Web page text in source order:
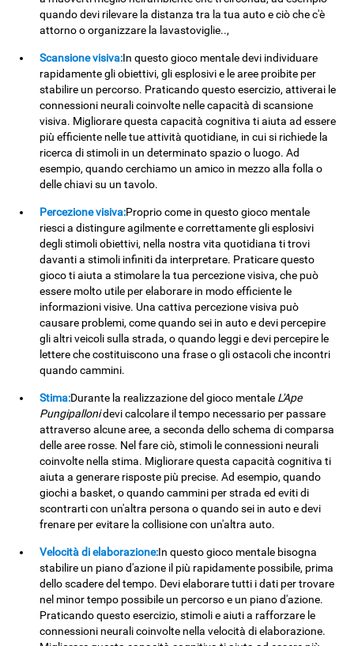
quando devi rilevare la distanza tra la tua auto e ciò che c'è
attorno o organizzare la lavastoviglie..,
Scansione visiva:In questo gioco mentale devi individuare
rapidamente gli obiettivi, gli esplosivi e le aree proibite per
stabilire un percorso. Praticando questo esercizio, attiverai le
connessioni neurali coinvolte nelle capacità di scansione
visiva. Migliorare questa capacità cognitiva ti aiuta ad essere
più efficiente nelle tue attività quotidiane, in cui si richiede la
ricerca di stimoli in un determinato spazio o luogo. Ad
esempio, quando cerchiamo un amico in mezzo alla folla o
delle chiavi su un tavolo.
Percezione visiva:Proprio come in questo gioco mentale
riesci a distingure agilmente e correttamente gli esplosivi
degli stimoli obiettivi, nella nostra vita quotidiana ti trovi
davanti a stimoli infiniti da interpretare. Praticare questo
gioco ti aiuta a stimolare la tua percezione visiva, che può
essere molto utile per elaborare in modo efficiente le
informazioni visive. Una cattiva percezione visiva può
causare problemi, come quando sei in auto e devi percepire
gli altri veicoli sulla strada, o quando leggi e devi percepire le
lettere che costituiscono una frase o gli ostacoli che incontri
quando cammini.
Stima:Durante la realizzazione del gioco mentale L'Ape
Pungipallonidevi calcolare il tempo necessario per passare
attraverso alcune aree, a seconda dello schema di comparsa
delle aree rosse. Nel fare ciò, stimoli le connessioni neurali
coinvolte nella stima. Migliorare questa capacità cognitiva ti
aiuta a generare risposte più precise. Ad esempio, quando
giochi a basket, o quando cammini per strada ed eviti di
scontrarti con un'altra persona o quando sei in auto e devi
frenare per evitare la collisione con un'altra auto.
Velocità di elaborazione:In questo gioco mentale bisogna
stabilire un piano d'azione il più rapidamente possibile, prima
dello scadere del tempo. Devi elaborare tutti i dati per trovare
nel minor tempo possibile un percorso e un piano d'azione.
Praticando questo esercizio, stimoli e aiuti a rafforzare le
connessioni neurali coinvolte nella velocità di elaborazione.